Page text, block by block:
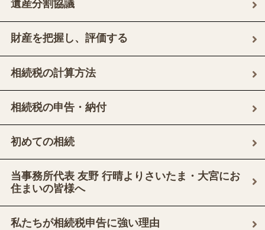
遺産分割協議
財産を把握し、評価する
相続税の計算方法
相続税の申告・納付
初めての相続
当事務所代表 友野 行晴よりさいたま・大宮にお
住まいの皆様へ
私たちが相続税申告に強い理由